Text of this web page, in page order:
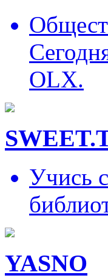
OLX.
Учись
YASNO